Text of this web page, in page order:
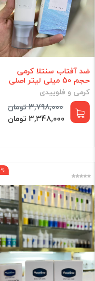
ضد آفتاب سنتلا کرمی
حجم 50 میلی لیتر اصلی
کرمی و فلوییدی
3,798,000 تومان
3,348,000 تومان